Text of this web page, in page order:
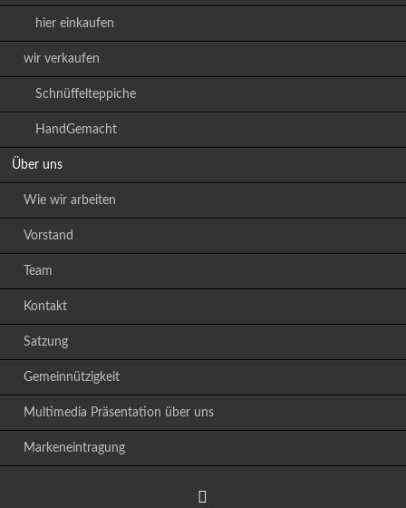
hier einkaufen
wir verkaufen
Schnüffelteppiche
HandGemacht
Über uns
Wie wir arbeiten
Vorstand
Team
Kontakt
Satzung
Gemeinnützigkeit
Multimedia Präsentation über uns
Markeneintragung